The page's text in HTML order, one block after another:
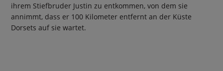
ihrem Stiefbruder Justin zu entkommen, von dem sie
annimmt, dass er 100 Kilometer entfernt an der Küste
Dorsets auf sie wartet.